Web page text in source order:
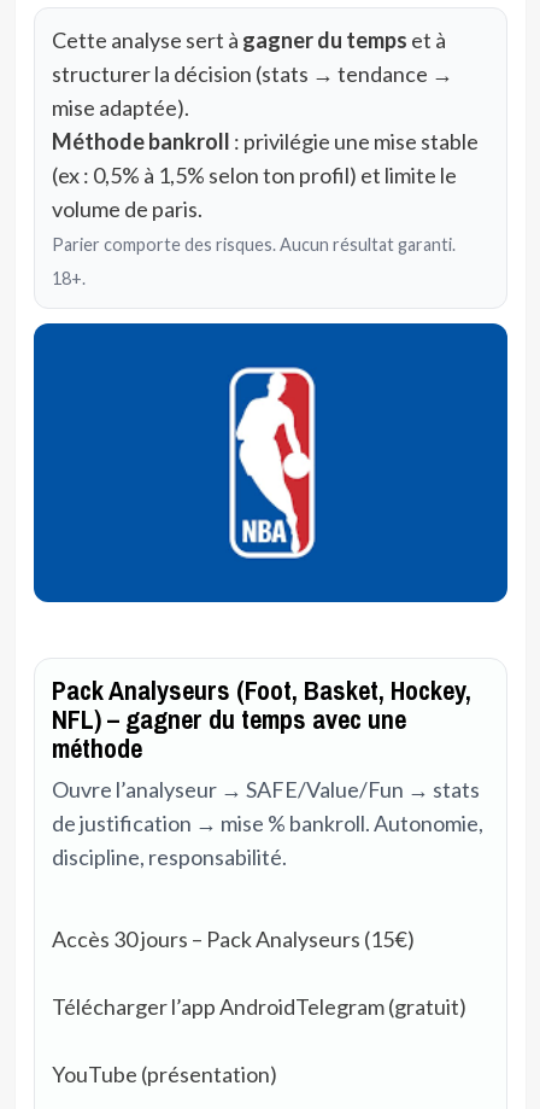
Cette analyse sert à gagner du temps et à
structurer la décision (stats → tendance →
mise adaptée).
Méthode bankroll : privilégie une mise stable
(ex : 0,5% à 1,5% selon ton profil) et limite le
volume de paris.
Parier comporte des risques. Aucun résultat garanti.
18+.
Pack Analyseurs (Foot, Basket, Hockey,
NFL) – gagner du temps avec une
méthode
Ouvre l’analyseur → SAFE/Value/Fun → stats
de justification → mise % bankroll. Autonomie,
discipline, responsabilité.
Accès 30 jours – Pack Analyseurs (15€)
Télécharger l’app AndroidTelegram (gratuit)
YouTube (présentation)